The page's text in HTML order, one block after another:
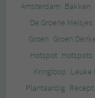
Amsterdam Bakken
De Groene Meisjes
Groen Groen
Hotspot Hotspots
Kringloop Leuke
Plantaardig Recept